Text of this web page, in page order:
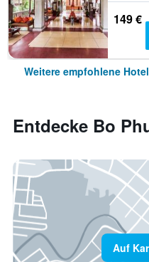
149 €
Weitere empfohlene
Entdecke Bo
Auf